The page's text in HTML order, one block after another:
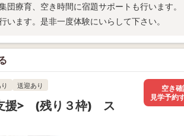
団療育、空き時間に宿題サポートも行います。
います。是非一度体験にいらして下さい。
送迎あり
援> (残り３枠) ス
空き確
見学予約